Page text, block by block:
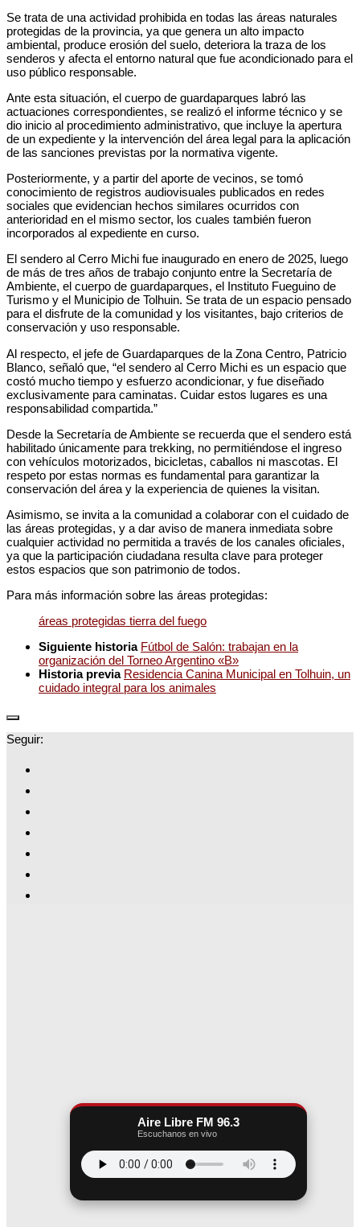
Se trata de una actividad prohibida en todas las áreas naturales
protegidas de la provincia, ya que genera un alto impacto
ambiental, produce erosión del suelo, deteriora la traza de los
senderos y afecta el entorno natural que fue acondicionado para el
uso público responsable.
Ante esta situación, el cuerpo de guardaparques labró las
actuaciones correspondientes, se realizó el informe técnico y se
dio inicio al procedimiento administrativo, que incluye la apertura
de un expediente y la intervención del área legal para la aplicación
de las sanciones previstas por la normativa vigente.
Posteriormente, y a partir del aporte de vecinos, se tomó
conocimiento de registros audiovisuales publicados en redes
sociales que evidencian hechos similares ocurridos con
anterioridad en el mismo sector, los cuales también fueron
incorporados al expediente en curso.
El sendero al Cerro Michi fue inaugurado en enero de 2025, luego
de más de tres años de trabajo conjunto entre la Secretaría de
Ambiente, el cuerpo de guardaparques, el Instituto Fueguino de
Turismo y el Municipio de Tolhuin. Se trata de un espacio pensado
para el disfrute de la comunidad y los visitantes, bajo criterios de
conservación y uso responsable.
Al respecto, el jefe de Guardaparques de la Zona Centro, Patricio
Blanco, señaló que, “el sendero al Cerro Michi es un espacio que
costó mucho tiempo y esfuerzo acondicionar, y fue diseñado
exclusivamente para caminatas. Cuidar estos lugares es una
responsabilidad compartida.”
Desde la Secretaría de Ambiente se recuerda que el sendero está
habilitado únicamente para trekking, no permitiéndose el ingreso
con vehículos motorizados, bicicletas, caballos ni mascotas. El
respeto por estas normas es fundamental para garantizar la
conservación del área y la experiencia de quienes la visitan.
Asimismo, se invita a la comunidad a colaborar con el cuidado de
las áreas protegidas, y a dar aviso de manera inmediata sobre
cualquier actividad no permitida a través de los canales oficiales,
ya que la participación ciudadana resulta clave para proteger
estos espacios que son patrimonio de todos.
Para más información sobre las áreas protegidas:
áreas protegidas tierra del fuego
Siguiente historia Fútbol de Salón: trabajan en la
organización del Torneo Argentino «B»
Historia previa Residencia Canina Municipal en Tolhuin, un
cuidado integral para los animales
Seguir:
Aire Libre FM 96.3
Escuchanos en vivo